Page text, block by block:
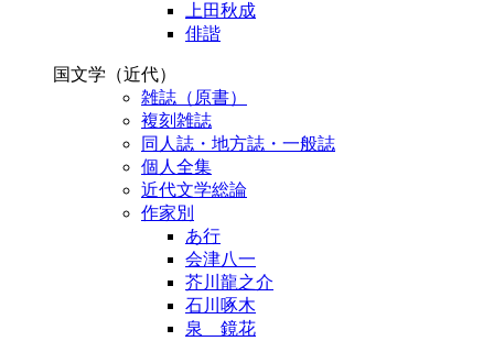
上田秋成
俳諧
国文学（近代）
雑誌（原書）
複刻雑誌
同人誌・地方誌・一般誌
個人全集
近代文学総論
作家別
あ行
会津八一
芥川龍之介
石川啄木
泉 鏡花